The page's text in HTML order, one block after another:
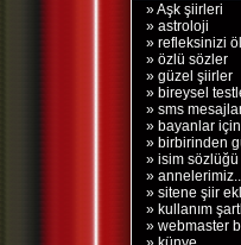
» Aşk şiirleri
» astroloji
» refleksinizi
» özlü sözler
» güzel şiirler
» bireysel
» sms
» bayanlar için
» birbirinden
» isim sözlüğü
»
» sitene şiir
» kullanım
» webmaster